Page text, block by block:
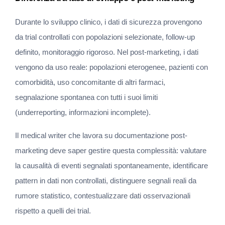
Durante lo sviluppo clinico, i dati di sicurezza provengono
da trial controllati con popolazioni selezionate, follow-up
definito, monitoraggio rigoroso. Nel post-marketing, i dati
vengono da uso reale: popolazioni eterogenee, pazienti con
comorbidità, uso concomitante di altri farmaci,
segnalazione spontanea con tutti i suoi limiti
(underreporting, informazioni incomplete).
Il medical writer che lavora su documentazione post-
marketing deve saper gestire questa complessità: valutare
la causalità di eventi segnalati spontaneamente, identificare
pattern in dati non controllati, distinguere segnali reali da
rumore statistico, contestualizzare dati osservazionali
rispetto a quelli dei trial.